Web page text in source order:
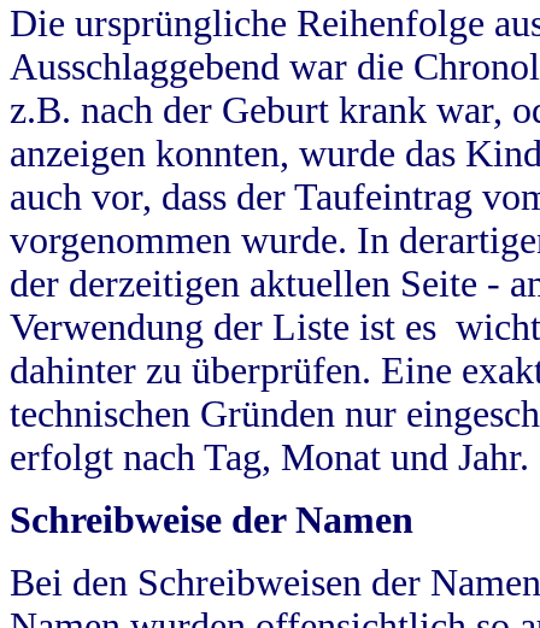
Die ursprüngliche Reihenfolge
Ausschlaggebend war die
z.B. nach der Geburt krank war,
anzeigen konnten, wurde das
auch vor, dass der Taufeintrag
vorgenommen wurde. In
der derzeitigen aktuellen Seite -
Verwendung der Liste ist es
dahinter zu überprüfen. Eine
technischen Gründen nur
erfolgt nach Tag, Monat und Jahr.
Schreibweise der Namen
Bei den Schreibweisen der